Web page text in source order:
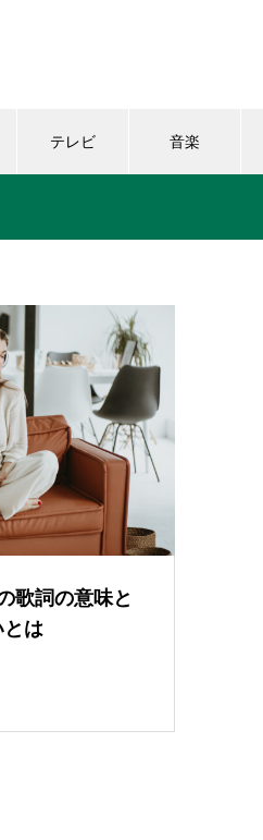
テレビ 音楽
歌詞の意味と
とは